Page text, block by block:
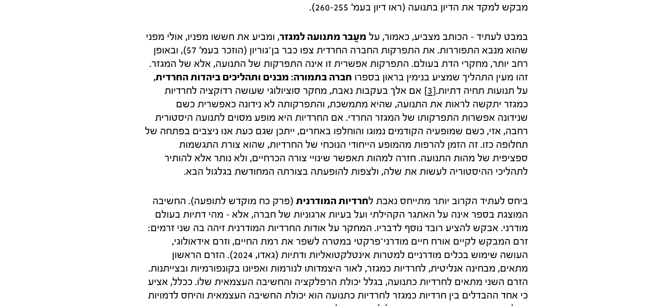
מבקש למקד את הדיון בתנועה (ראו דיון בעמ' 255–260).
במבט לעתיד – הכותב מצביע, כאמור, על מעֲבר מתנועה למגזר, ומביע את חששו מפניו, אולי מפני
שהוא מנבא התפוררות. את התפרקות החברה החרדית צפו כבר בן־גוריון (הוזכר בעמ' 57), ובאופן
רחב יותר, מחקרי הדת בעולם. התפרקות אפשרית זו אינה התפרקות של התנועה, אלא של המגזר.
זהו מעין התהליך שמציע בנימין בראון בספרו חברה בתמורה: מבנים ותהליכים ביהדות החרדית,
על תנועות תחיה דתיות.[3]
אם אלך בעקבות נאבת, מחקר סוציולוגי שעושה רדוקציה לחרדיות
כמגזר יתקשה לראות את התנועה, שהיא מתמשכת, והתפרקותה לא נידונה כאפשרית כשם
שנידונה אפשרות התפרקותו של המגזר החרדי. אם החרדיות היא מופע מסוים לתנועה היסטורית
רחבה, אזי, כשם שמופעיה הקודמים נמוגו והוחלפו באחרים, ייתכן שגם כעת אנו ניצבים בפתחה של
תחלופה כזו. זה הזמן להרפות מהמופע הייחודי הנוכחי של החרדיות, שהוא צורת התגשמות
ספציפית של מהות התנועה. חזרה למהות תאפשר שינויי צורה הכרחיים, ולא נותר אלא להותיר
לתהליכי ההיסטוריה לעשות את שלה, ולצפות להופעתה בצורתה המחודשת בגלגול הבא.
ביחס לעתיד הקרוב יותר מתייחס נאבת לחרדיות המודרנית (פרק כח מוקדש לתופעה). החשיבה
המוצגת בספר אינה על האתגר הקהילתי ועל בעיות ארגוניות של חברה, אלא – מהי דתיות בעולם
מודרני. אבקש להציע רובד נוסף לדבריו. המחקר על אודות החרדיות המודרנית זיהה בה שני זרמים:
זרם המבקש לקיים אורח חיים מודרני־פרקטי במטרה לשפר את רמת החיים, וזרם אידאולוגי,
העושה שימוש בכלים מודרניים למטרות אינטלקטואליות ודתיות (גאדו, 2024). הזרם הראשון
מתאים, מבחינה אנליטית, לחרדיות כמגזר, לאור היצמדותו לנורמות ואפיונו בקונפורמיות ובצייתנות.
הזרם השני מתאים לחרדיות כתנועה, בגלל יכולת הרפלקציה והחשיבה העצמאית שלו. ככלל, אציע
כי אחד ההבדלים בין חרדיות כמגזר לחרדיות כתנועה הוא יכולת החשיבה העצמאית והיחס לדמויות